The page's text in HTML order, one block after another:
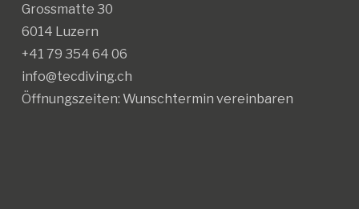
Grossmatte 30
6014 Luzern
+41 79 354 64 06
info@tecdiving.ch
Öffnungszeiten: Wunschtermin vereinbaren